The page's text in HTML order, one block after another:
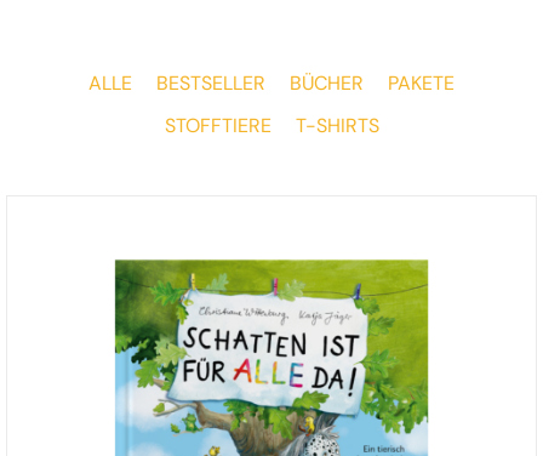
ALLE BESTSELLER BÜCHER
PAKETE
STOFFTIERE
T-SHIRTS